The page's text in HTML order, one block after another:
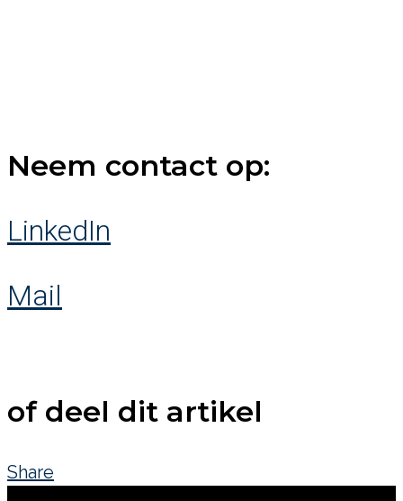
Neem contact op:
LinkedIn
Mail
of deel dit artikel
Share